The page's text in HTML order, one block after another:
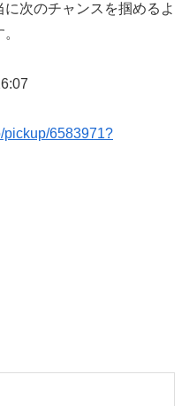
次のチャンスを掴めるよ
pickup/6583971?